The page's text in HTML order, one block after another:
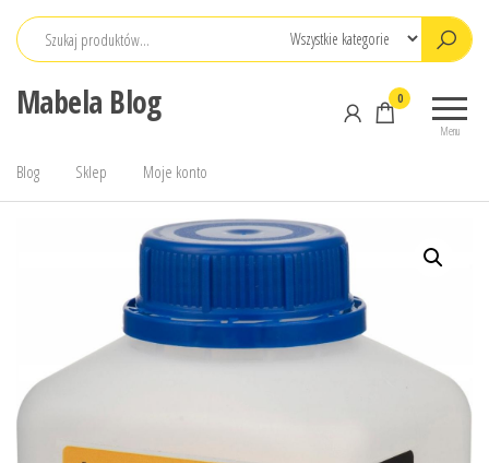
Przejdź
Mabela Blog
Menu
0
Blog Sklep Moje konto